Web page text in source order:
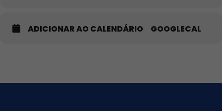
ADICIONAR AO CALENDÁRIO GOOGLECAL